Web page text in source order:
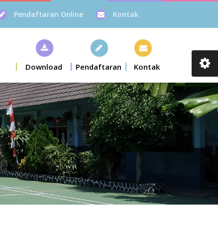
Pendaftaran Online Kontak
Download Pendaftaran Kontak